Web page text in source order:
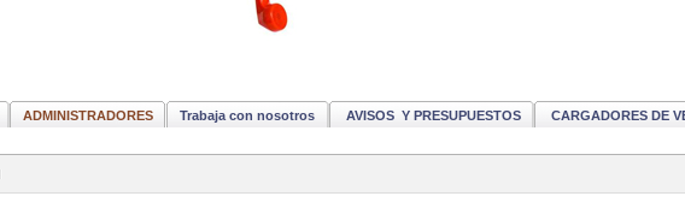
ADMINISTRADORES Trabaja con nosotros AVISOS Y PRESUPUESTOS CARGADORES DE